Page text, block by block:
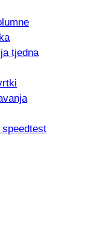
otkrio kako je
tanje i
tjedna
speedtest